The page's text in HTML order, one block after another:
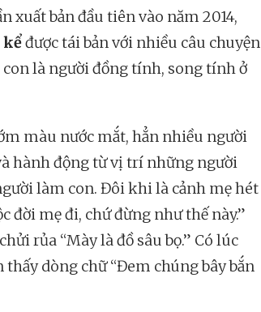
xuất bản đầu tiên vào năm 2014,
kểđược tái bản với nhiều câu chuyện
là người đồng tính, song tính ở
màu nước mắt, hẳn nhiều người
hành động từ vị trí những người
làm con. Đôi khi là cảnh mẹ hét
đời mẹ đi, chứ đừng như thế này.”
rủa “Mày là đồ sâu bọ.” Có lúc
dòng chữ “Đem chúng bây bắn